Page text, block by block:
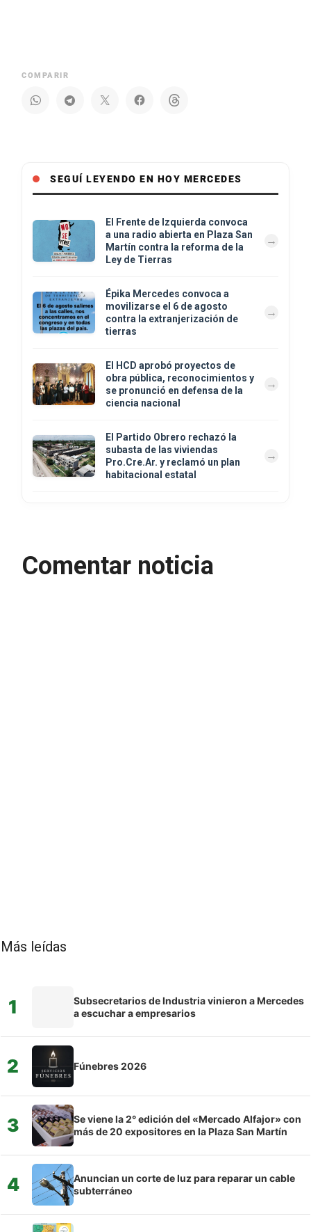
COMPARIR
SEGUÍ LEYENDO EN HOY MERCEDES
El Frente de Izquierda convoca
a una radio abierta en Plaza San
Martín contra la reforma de la
Ley de Tierras
Épika Mercedes convoca a
movilizarse el 6 de agosto
contra la extranjerización de
tierras
El HCD aprobó proyectos de
obra pública, reconocimientos y
se pronunció en defensa de la
ciencia nacional
El Partido Obrero rechazó la
subasta de las viviendas
Pro.Cre.Ar. y reclamó un plan
habitacional estatal
Comentar noticia
Más leídas
1
Subsecretarios de Industria vinieron a Mercedes
a escuchar a empresarios
2 Fúnebres 2026
3
Se viene la 2° edición del «Mercado Alfajor» con
más de 20 expositores en la Plaza San Martín
4
Anuncian un corte de luz para reparar un cable
subterráneo